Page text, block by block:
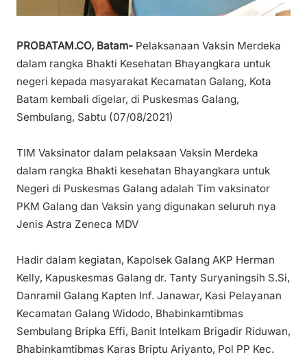
PROBATAM.CO, Batam- Pelaksanaan Vaksin Merdeka
dalam rangka Bhakti Kesehatan Bhayangkara untuk
negeri kepada masyarakat Kecamatan Galang, Kota
Batam kembali digelar, di Puskesmas Galang,
Sembulang, Sabtu (07/08/2021)
TIM Vaksinator dalam pelaksaan Vaksin Merdeka
dalam rangka Bhakti kesehatan Bhayangkara untuk
Negeri di Puskesmas Galang adalah Tim vaksinator
PKM Galang dan Vaksin yang digunakan seluruh nya
Jenis Astra Zeneca MDV
Hadir dalam kegiatan, Kapolsek Galang AKP Herman
Kelly, Kapuskesmas Galang dr. Tanty Suryaningsih S.Si,
Danramil Galang Kapten Inf. Janawar, Kasi Pelayanan
Kecamatan Galang Widodo, Bhabinkamtibmas
Sembulang Bripka Effi, Banit Intelkam Brigadir Riduwan,
Bhabinkamtibmas Karas Briptu Ariyanto, Pol PP Kec.